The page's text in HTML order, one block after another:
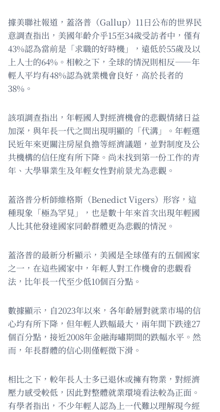
據美聯社報道，蓋洛普（Gallup）11日公布的世界民
意調查指出，美國年齡介乎15至34歲受訪者中，僅有
43%認為當前是「求職的好時機」，遠低於55歲及以
上人士的64%。相較之下，全球的情況則相反——年
輕人平均有48%認為就業機會良好，高於長者的
38%。
該項調查指出，年輕國人對經濟機會的悲觀情緒日益
加深，與年長一代之間出現明顯的「代溝」。年輕選
民近年來更關注房屋負擔等經濟議題，並對制度及公
共機構的信任度有所下降。尚未找到第一份工作的青
年、大學畢業生及年輕女性對前景尤為悲觀。
蓋洛普分析師維格斯（Benedict Vigers）形容，這
種現象「極為罕見」，也是數十年來首次出現年輕國
人比其他發達國家同齡群體更為悲觀的情況。
蓋洛普的最新分析顯示，美國是全球僅有的五個國家
之一，在這些國家中，年輕人對工作機會的悲觀看
法，比年長一代至少低10個百分點。
數據顯示，自2023年以來，各年齡層對就業市場的信
心均有所下降，但年輕人跌幅最大，兩年間下跌達27
個百分點，接近2008年金融海嘯期間的跌幅水平。然
而，年長群體的信心則僅輕微下滑。
相比之下，較年長人士多已退休或擁有物業，對經濟
壓力感受較低，因此對整體就業環境看法較為正面。
有學者指出，不少年輕人認為上一代難以理解現今經